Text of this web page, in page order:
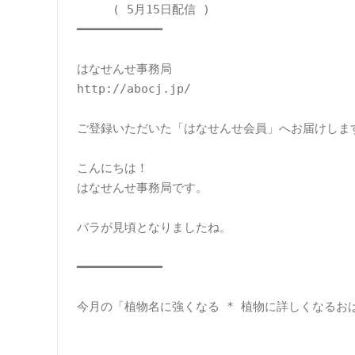
( 5月15日配信 )
━━━━━━━━━━━━
はなせんせ事務局
http://abocj.jp/
ご登録いただいた「はなせんせ会員」へお届けしま
こんにちは！
はなせんせ事務局です。
バラが見頃となりましたね。
━━━━━━━━━━━━
今月の「植物名に強くなる * 植物に詳しくなるお